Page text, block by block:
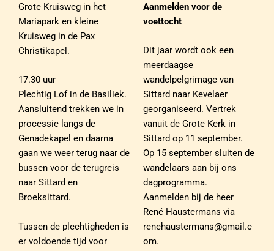
Grote Kruisweg in het
Mariapark en kleine
Kruisweg in de Pax
Christikapel.
17.30 uur
Plechtig Lof in de Basiliek.
Aansluitend trekken we in
processie langs de
Genadekapel en daarna
gaan we weer terug naar de
bussen voor de terugreis
naar Sittard en
Broeksittard.
Tussen de plechtigheden is
er voldoende tijd voor
Aanmelden voor de
voettocht
Dit jaar wordt ook een
meerdaagse
wandelpelgrimage van
Sittard naar Kevelaer
georganiseerd. Vertrek
vanuit de Grote Kerk in
Sittard op 11 september.
Op 15 september sluiten de
wandelaars aan bij ons
dagprogramma.
Aanmelden bij de heer
René Haustermans via
renehaustermans@gmail.c
om.